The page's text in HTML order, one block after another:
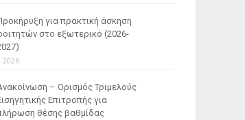
για πρακτική άσκηση
στο εξωτερικό (2026-
2026
– Ορισμός Τριμελούς
Επιτροπής για
θέσης βαθμίδας